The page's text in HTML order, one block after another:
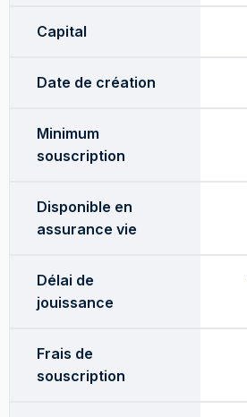
Capital
Date de création
Minimum
souscription
Disponible en
assurance vie
Délai de
jouissance
Frais de
souscription